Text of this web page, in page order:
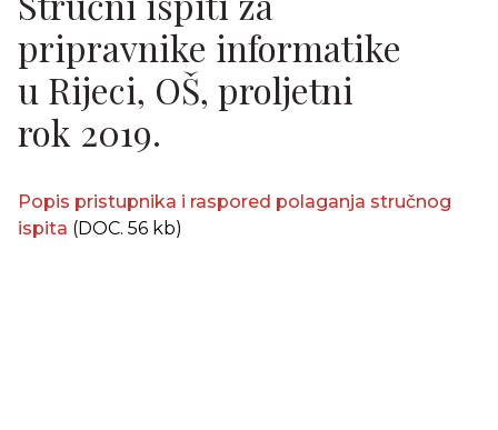
pripravnike informatike
u Rijeci, OŠ, proljetni
rok 2019.
Popis pristupnika i raspored polaganja stručnog
ispita (DOC. 56 kb)